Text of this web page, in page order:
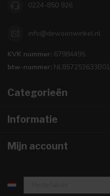
0224-850 926
info@dewoonwinkel.nl
KVK nummer: 67984495
btw-nummer: NL857253633B01
Categorieën
Informatie
Mijn account